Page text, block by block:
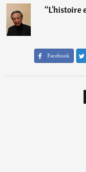
“L'histoire
Facebook